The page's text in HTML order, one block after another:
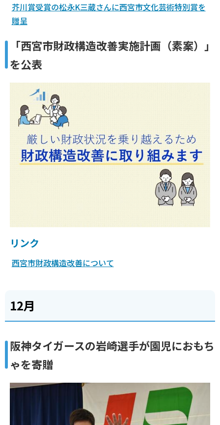
芥川賞受賞の松永K三蔵さんに西宮市文化芸術特別賞を
贈呈
「西宮市財政構造改善実施計画（素案）」
を公表
リンク
西宮市財政構造改善について
12月
阪神タイガースの岩崎選手が園児におもち
ゃを寄贈